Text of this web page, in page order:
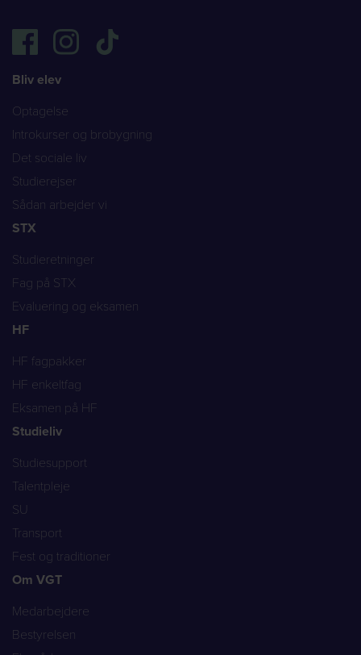
Bliv elev
Optagelse
Introkurser og brobygning
Det sociale liv
Studierejser
Sådan arbejder vi
STX
Studieretninger
Fag på STX
Evaluering og eksamen
HF
HF fagpakker
HF enkeltfag
Eksamen på HF
Studieliv
Studiesupport
Talentpleje
SU
Transport
Fest og traditioner
Om VGT
Medarbejdere
Bestyrelsen